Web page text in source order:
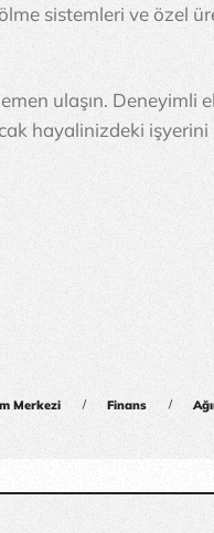
sistemleri ve özel
ulaşın. Deneyimli
hayalinizdeki
Merkezi / Finans /